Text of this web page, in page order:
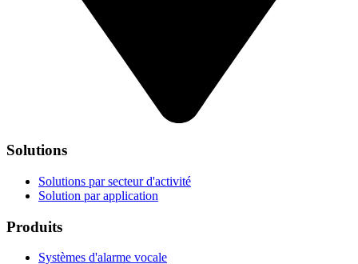
Solutions
Solutions par secteur d'activité
Solution par application
Produits
Systèmes d'alarme vocale